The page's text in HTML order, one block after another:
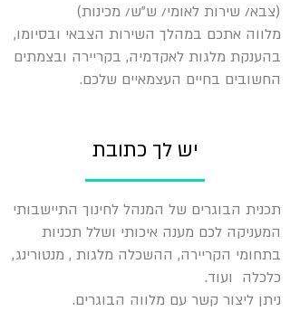
(צבא/ שירות לאומי/ ש"ש/ מכינות)
מלווה אתכם במהלך השירות הצבאי ובסיומו,
בהענקת מלגות לאקדמיה, בקריירה ובצמתים
החשובים בחיים העצמאיים שלכם.
יש לך כתובת
תכנית הבוגרים של המנהל לחינוך התיישבותי
המעניקה לכם מענה איכותי ושלל תכניות
בתחומי הקריירה, ההשכלה מלגות , מנטורינג,
כלכלה ועוד.
ניתן ליצור קשר עם מלווה הבוגרים.